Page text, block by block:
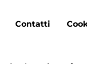
Footer
Contatti